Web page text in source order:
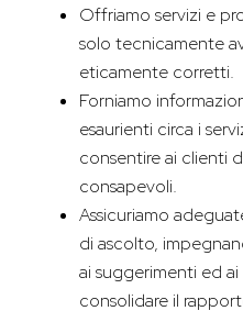
Offriamo servizi e
solo tecnicamente
eticamente corretti.
Forniamo
esaurienti circa i
consentire ai clienti
consapevoli.
Assicuriamo
di ascolto,
ai suggerimenti ed
consolidare il